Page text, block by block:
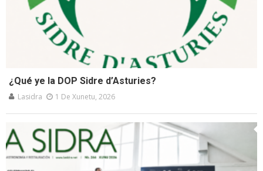
¿Qué ye la DOP Sidre d’Asturies?
Lasidra 1 De Xunetu, 2026